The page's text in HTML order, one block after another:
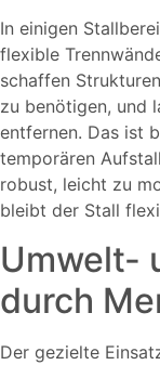
In einigen
flexible
schaffen
zu benötigen, und
entfernen. Das ist
temporären
robust, leicht zu
bleibt der Stall
Umwelt-
durch
Der gezielte